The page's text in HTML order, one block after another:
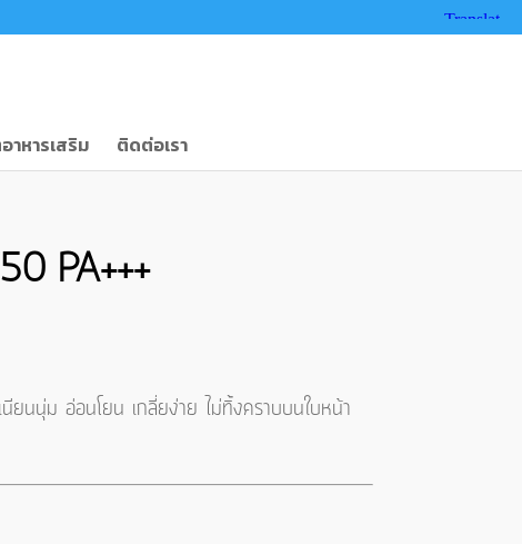
าหารเสริม ติดต่อเรา
PA+++
นนุ่ม อ่อนโยน เกลี่ยง่าย ไม่ทิ้งคราบบนใบหน้า